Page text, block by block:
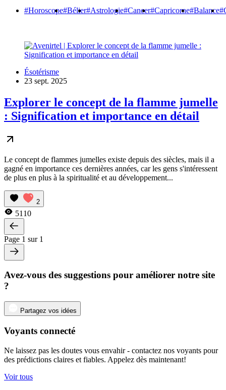
#Horoscope#Bélier#Astrologie#Cancer#Capricorne#Balance
Ésotérisme
23 sept. 2025
Explorer le concept de la flamme jumelle
: Signification et importance en détail
Le concept de flammes jumelles existe depuis des siècles, mais il a
gagné en importance ces dernières années, car les gens s'intéressent
de plus en plus à la spiritualité et au développement...
2
5110
Page 1 sur 1
Avez-vous des suggestions pour améliorer notre site
?
Partagez vos idées
Voyants connecté
Ne laissez pas les doutes vous envahir - contactez nos voyants pour
des prédictions claires et fiables. Appelez dès maintenant!
Voir tous